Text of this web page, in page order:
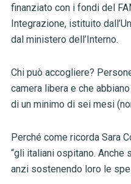
finanziato con i fondi del
Integrazione, istituito
dal ministero dell’Interno.
Chi può accogliere?
camera libera e che
di un minimo di sei mesi
Perché come ricorda Sara
“gli italiani ospitano. Anche
anzi sostenendo loro le